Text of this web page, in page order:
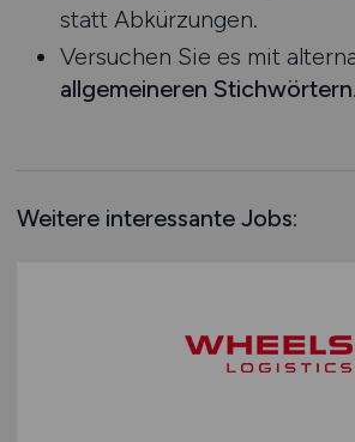
Sonstige
Sachsen
Sachsen-Anhalt
Schleswig-Holstein
Schweiz
statt Abkürzungen.
Versuchen Sie es mit
allgemeineren Stichwörtern.
Weitere interessante Jobs: